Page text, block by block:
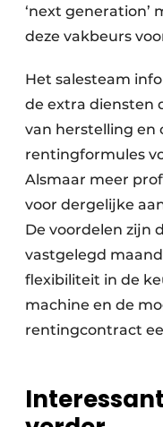
‘next generation’
deze vakbeurs
Het salesteam
de extra diensten
van herstelling en
rentingformules
Alsmaar meer
voor dergelijke
De voordelen zijn
vastgelegd
flexibiliteit in de
machine en de
rentingcontract